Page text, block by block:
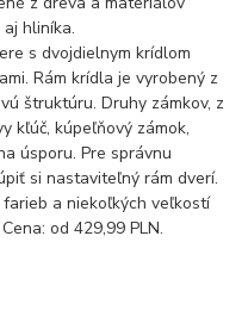
hliníka.
s dvojdielnym krídlom
Rám krídla je vyrobený z
štruktúru. Druhy zámkov, z
kľúč, kúpeľňový zámok,
úsporu. Pre správnu
si nastaviteľný rám dverí.
a niekoľkých veľkostí
od 429,99 PLN.